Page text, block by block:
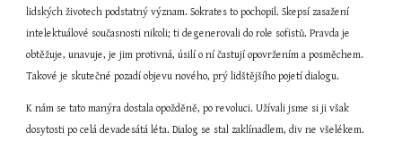
lidských životech podstatný význam. Sokrates to pochopil. Skepsí zasažení
intelektuálové současnosti nikoli; ti degenerovali do role sofistů. Pravda je
obtěžuje, unavuje, je jim protivná, úsilí o ní častují opovržením a posměchem.
Takové je skutečné pozadí objevu nového, prý lidštějšího pojetí dialogu.
K nám se tato manýra dostala opožděně, po revoluci. Užívali jsme si ji však
dosytosti po celá devadesátá léta. Dialog se stal zaklínadlem, div ne všelékem.